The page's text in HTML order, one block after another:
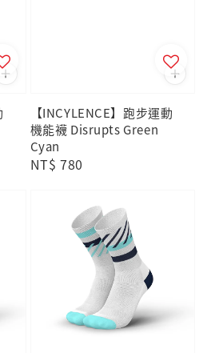
【INCYLENCE】跑步運動
機能襪 Disrupts Green
Cyan
Regular
NT$ 780